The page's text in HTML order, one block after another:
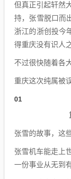
但真正引起轩然
持，张雪脱口而
浙江的浙创投今
得重庆没有识人
不过很快随着各
重庆这次纯属被
01
张雪的故事，这
张雪机车能走上
一份事业从无到